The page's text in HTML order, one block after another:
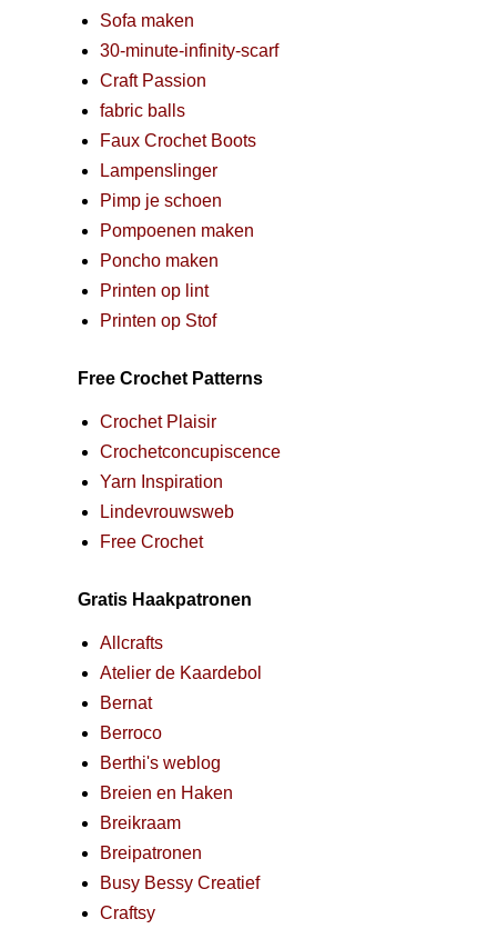
Sofa maken
30-minute-infinity-scarf
Craft Passion
fabric balls
Faux Crochet Boots
Lampenslinger
Pimp je schoen
Pompoenen maken
Poncho maken
Printen op lint
Printen op Stof
Free Crochet Patterns
Crochet Plaisir
Crochetconcupiscence
Yarn Inspiration
Lindevrouwsweb
Free Crochet
Gratis Haakpatronen
Allcrafts
Atelier de Kaardebol
Bernat
Berroco
Berthi's weblog
Breien en Haken
Breikraam
Breipatronen
Busy Bessy Creatief
Craftsy